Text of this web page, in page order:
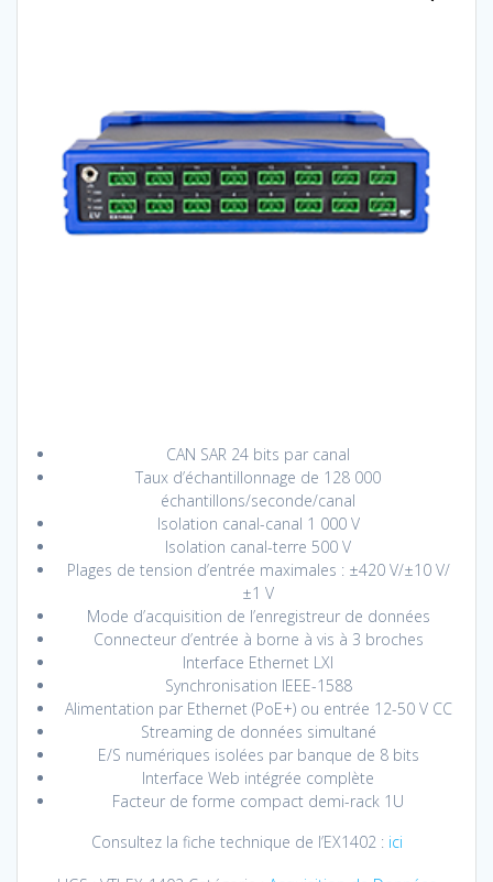
CAN SAR 24 bits par canal
Taux d’échantillonnage de 128 000
échantillons/seconde/canal
Isolation canal-canal 1 000 V
Isolation canal-terre 500 V
Plages de tension d’entrée maximales : ±420 V/±10 V/
±1 V
Mode d’acquisition de l’enregistreur de données
Connecteur d’entrée à borne à vis à 3 broches
Interface Ethernet LXI
Synchronisation IEEE-1588
Alimentation par Ethernet (PoE+) ou entrée 12-50 V CC
Streaming de données simultané
E/S numériques isolées par banque de 8 bits
Interface Web intégrée complète
Facteur de forme compact demi-rack 1U
Consultez la fiche technique de l’EX1402 : ici